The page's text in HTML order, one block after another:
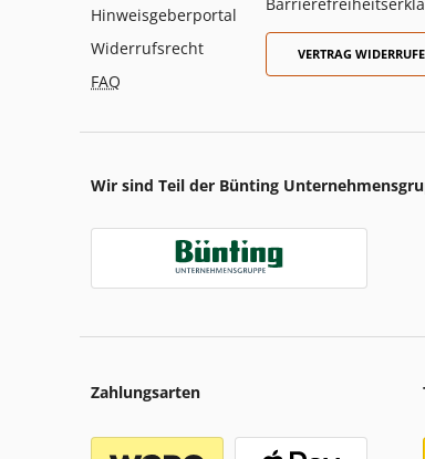
Hinweisgeberportal
Widerrufsrecht
FAQ
VERTRAG
Wir sind Teil der Bünting
Zahlungsarten